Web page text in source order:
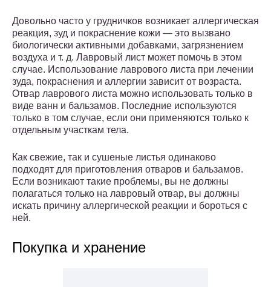
Довольно часто у грудничков возникает аллергическая
реакция, зуд и покраснение кожи — это вызвано
биологически активными добавками, загрязнением
воздуха и т. д. Лавровый лист может помочь в этом
случае. Использование лаврового листа при лечении
зуда, покраснения и аллергии зависит от возраста.
Отвар лаврового листа можно использовать только в
виде ванн и бальзамов. Последние используются
только в том случае, если они применяются только к
отдельным участкам тела.
Как свежие, так и сушеные листья одинаково
подходят для приготовления отваров и бальзамов.
Если возникают такие проблемы, вы не должны
полагаться только на лавровый отвар, вы должны
искать причину аллергической реакции и бороться с
ней.
Покупка и хранение